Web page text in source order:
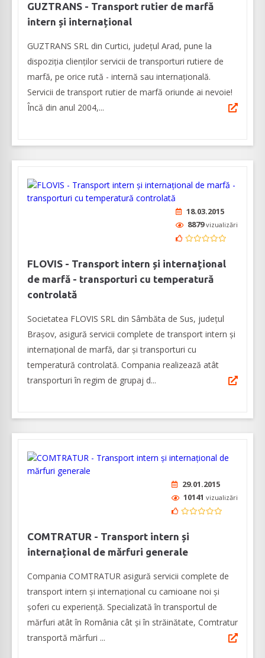
GUZTRANS - Transport rutier de marfă
intern și internațional
GUZTRANS SRL din Curtici, județul Arad, pune la
dispoziția clienților servicii de transporturi rutiere de
marfă, pe orice rută - internă sau internațională.
Servicii de transport rutier de marfă oriunde ai nevoie!
Încă din anul 2004,...
18.03.2015
8879vizualizări
FLOVIS - Transport intern și internațional
de marfă - transporturi cu temperatură
controlată
Societatea FLOVIS SRL din Sâmbăta de Sus, județul
Brașov, asigură servicii complete de transport intern și
internațional de marfă, dar și transporturi cu
temperatură controlată. Compania realizează atât
transporturi în regim de grupaj d...
29.01.2015
10141 vizualizări
COMTRATUR - Transport intern și
internațional de mărfuri generale
Compania COMTRATUR asigură servicii complete de
transport intern și internațional cu camioane noi și
șoferi cu experiență. Specializată în transportul de
mărfuri atât în România cât și în străinătate, Comtratur
transportă mărfuri ...